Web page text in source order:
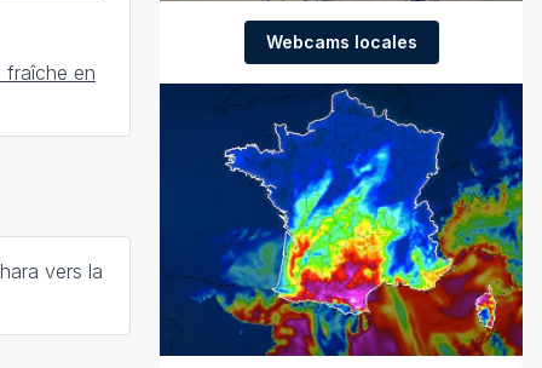
fraîche en
vers la
Webcams locales